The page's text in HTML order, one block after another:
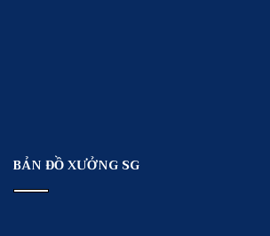
BẢN ĐỒ XƯỞNG SG